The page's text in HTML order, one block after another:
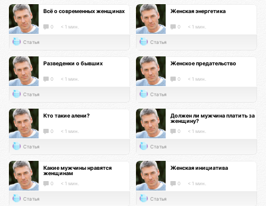
Всё о современных женщинах
0 < 1 мин.
Статья
Женская энергетика
0 < 1 мин.
Статья
Разведенки о бывших
0 < 1 мин.
Статья
Женское предательство
0 < 1 мин.
Статья
Кто такие алени?
0 < 1 мин.
Статья
Должен ли мужчина платить за
женщину?
0 < 1 мин.
Статья
Какие мужчины нравятся
женщинам
0 < 1 мин.
Статья
Женская инициатива
0 < 1 мин.
Статья